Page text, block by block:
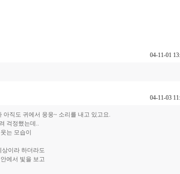
04-11-01
04-11-03
직도 귀에서 웅웅~ 소리를 내고 있고요.
걱정했는데..
는 모습이
이라 하더라도
에서 빛을 보고